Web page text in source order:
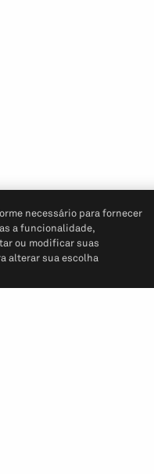
necessário para fornecer
a funcionalidade,
ou modificar suas
alterar sua escolha